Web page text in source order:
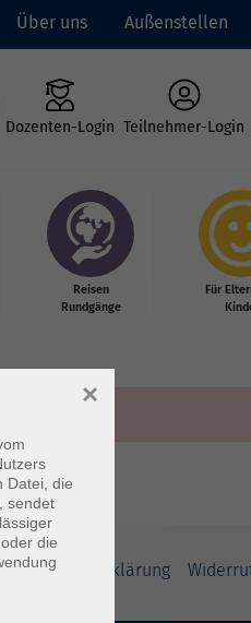
Über uns Außenstellen
Dozenten-Login Teilnehmer-Login
Reisen
Rundgänge
Für
Datenschutzerklärung
Datei, die
sendet
die
×